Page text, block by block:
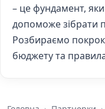
– це фундамент,
допоможе зібрати
Розбираємо
бюджету та